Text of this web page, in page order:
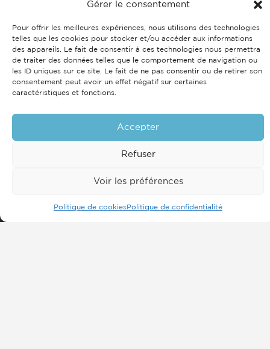
Gérer le consentement
Pour offrir les meilleures expériences, nous utilisons des technologies
telles que les cookies pour stocker et/ou accéder aux informations
des appareils. Le fait de consentir à ces technologies nous permettra
de traiter des données telles que le comportement de navigation ou
les ID uniques sur ce site. Le fait de ne pas consentir ou de retirer son
consentement peut avoir un effet négatif sur certaines
caractéristiques et fonctions.
Accepter
Refuser
Voir les préférences
Politique de cookiesPolitique de confidentialité
communication…)
Développez vos compétences et celles de vos
collaborateurs grâce à nos formations
Trouvez un soutien de la part de vos paires et
développez votre réseau
Profitez de tarifs préférentiels négociés auprès
de nos partenaires
Découvrir nos agences
Devenir Adhérent